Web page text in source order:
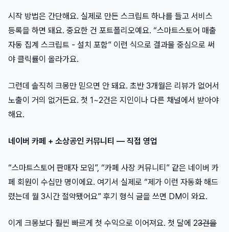
시작 방법은 간단해요. 실제로 만든 스크립트 하나를 들고 서비스
등록을 하면 돼요. 중요한 건 포트폴리오예요. “스마트스토어 매출
자동 집계 스크립트 - 설치 포함” 이런 식으로 결과물 중심으로 써
야 클릭률이 올라가요.
그런데 솔직히 크몽만 믿으면 안 돼요. 초반 3개월은 리뷰가 없어서
노출이 거의 없거든요. 첫 1~2건은 지인이나 다른 채널에서 받아야
해요.
네이버 카페 + 소상공인 커뮤니티 — 직접 영업
“스마트스토어 판매자 모임”, “카페 사장 커뮤니티” 같은 네이버 카
페 회원이 수십만 명이에요. 여기서 실제로 “제가 이런 자동화 해드
렸는데 월 3시간 절약됐어요” 후기 형식 글을 쓰면 DM이 와요.
이게 크몽보다 훨씬 빠르게 첫 수익으로 이어져요. 첫 달에 23건을